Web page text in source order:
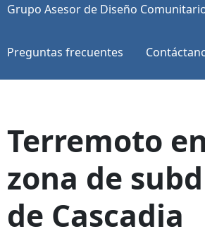
Grupo Asesor de Diseño
Preguntas frecuentes
Terremoto
zona de
de Cascadia